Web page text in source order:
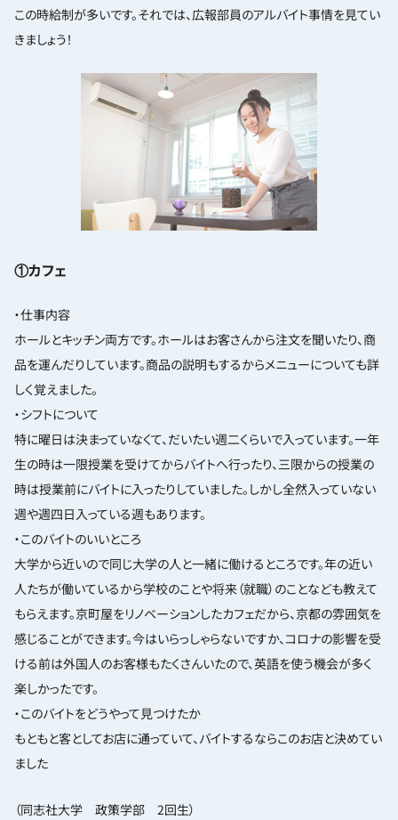
この時給制が多いです。それでは、広報部員のアルバイト事情を見てい
きましょう！
①カフェ
・仕事内容
ホールとキッチン両方です。ホールはお客さんから注文を聞いたり、商
品を運んだりしています。商品の説明もするからメニューについても詳
しく覚えました。
・シフトについて
特に曜日は決まっていなくて、だいたい週二くらいで入っています。一年
生の時は一限授業を受けてからバイトへ行ったり、三限からの授業の
時は授業前にバイトに入ったりしていました。しかし全然入っていない
週や週四日入っている週もあります。
・このバイトのいいところ
大学から近いので同じ大学の人と一緒に働けるところです。年の近い
人たちが働いているから学校のことや将来（就職）のことなども教えて
もらえます。京町屋をリノベーションしたカフェだから、京都の雰囲気を
感じることができます。今はいらっしゃらないですか、コロナの影響を受
ける前は外国人のお客様もたくさんいたので、英語を使う機会が多く
楽しかったです。
・このバイトをどうやって見つけたか
もともと客としてお店に通っていて、バイトするならこのお店と決めてい
ました
（同志社大学 政策学部 2回生）